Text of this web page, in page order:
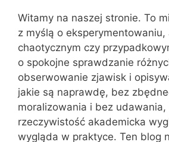
Witamy na naszej stronie. To
z myślą o eksperymentowaniu,
chaotycznym czy
o spokojne sprawdzanie
obserwowanie zjawisk i
jakie są naprawdę, bez
moralizowania i bez udawania,
rzeczywistość akademicka
wygląda w praktyce. Ten blog